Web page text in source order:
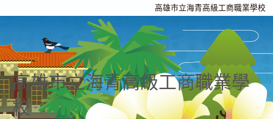
高雄市立海青高級工商職業學校
高雄市立海青高級工商職業學
校